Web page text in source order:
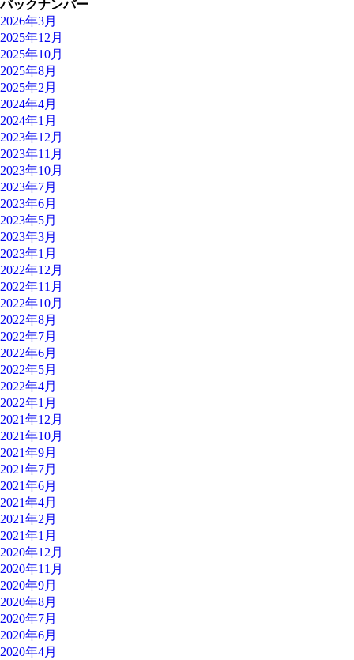
バックナンバー
2026年3月
2025年12月
2025年10月
2025年8月
2025年2月
2024年4月
2024年1月
2023年12月
2023年11月
2023年10月
2023年7月
2023年6月
2023年5月
2023年3月
2023年1月
2022年12月
2022年11月
2022年10月
2022年8月
2022年7月
2022年6月
2022年5月
2022年4月
2022年1月
2021年12月
2021年10月
2021年9月
2021年7月
2021年6月
2021年4月
2021年2月
2021年1月
2020年12月
2020年11月
2020年9月
2020年8月
2020年7月
2020年6月
2020年4月